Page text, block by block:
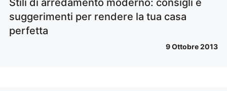
Stili di arredamento moderno: consigli e
suggerimenti per rendere la tua casa
perfetta
9 Ottobre 2013